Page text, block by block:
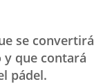
se convertirá
y que contará
pádel.